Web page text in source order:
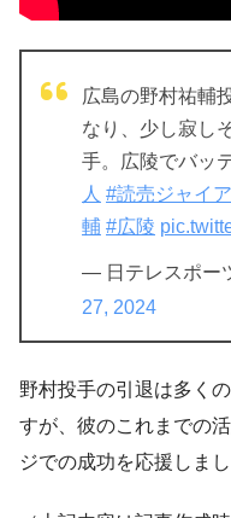
広島の野村祐輔
なり、少し寂し
手。広陵でバッ
人 #読売ジャイ
輔 #広陵
— 日テレスポー
27, 2024
野村投手の引退は多く
すが、彼のこれまでの
ジでの成功を応援しまし